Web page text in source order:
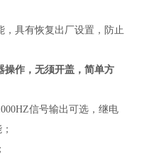
具有恢复出厂设置，防止
作，无须开盖，简单方
信号输出可选，继电